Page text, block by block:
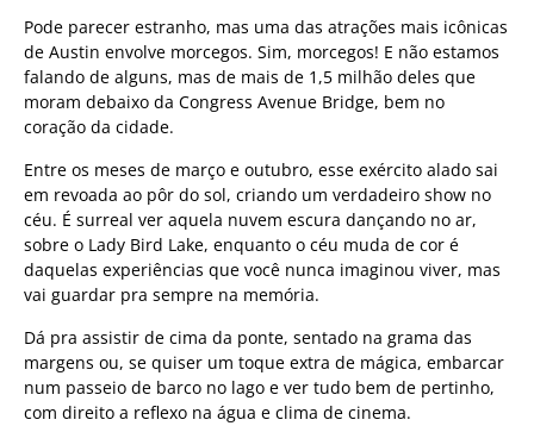
Pode parecer estranho, mas uma das atrações mais icônicas
de Austin envolve morcegos. Sim, morcegos! E não estamos
falando de alguns, mas de mais de 1,5 milhão deles que
moram debaixo da Congress Avenue Bridge, bem no
coração da cidade.
Entre os meses de março e outubro, esse exército alado sai
em revoada ao pôr do sol, criando um verdadeiro show no
céu. É surreal ver aquela nuvem escura dançando no ar,
sobre o Lady Bird Lake, enquanto o céu muda de cor é
daquelas experiências que você nunca imaginou viver, mas
vai guardar pra sempre na memória.
Dá pra assistir de cima da ponte, sentado na grama das
margens ou, se quiser um toque extra de mágica, embarcar
num passeio de barco no lago e ver tudo bem de pertinho,
com direito a reflexo na água e clima de cinema.